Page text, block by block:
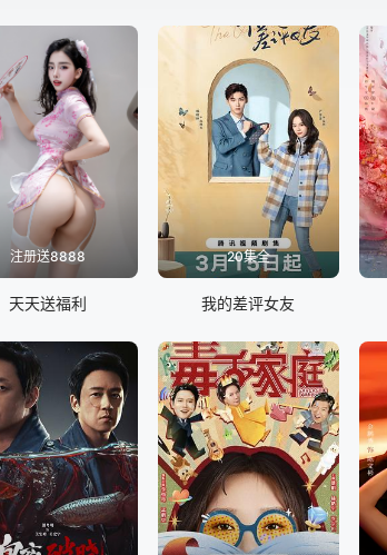
注册送8888
天天送福利
20集全
我的差评女友